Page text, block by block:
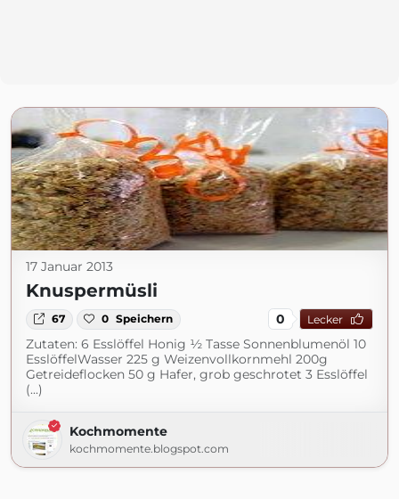
17 Januar 2013
Knuspermüsli
67 0 Speichern 0 Lecker
Zutaten: 6 Esslöffel Honig ½ Tasse Sonnenblumenöl 10
EsslöffelWasser 225 g Weizenvollkornmehl 200g
Getreideflocken 50 g Hafer, grob geschrotet 3 Esslöffel
(...)
Kochmomente
kochmomente.blogspot.com